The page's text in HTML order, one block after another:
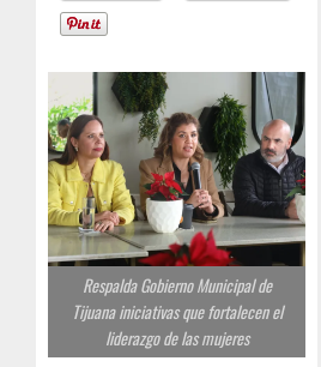
Respalda Gobierno Municipal de
Tijuana iniciativas que fortalecen el
liderazgo de las mujeres